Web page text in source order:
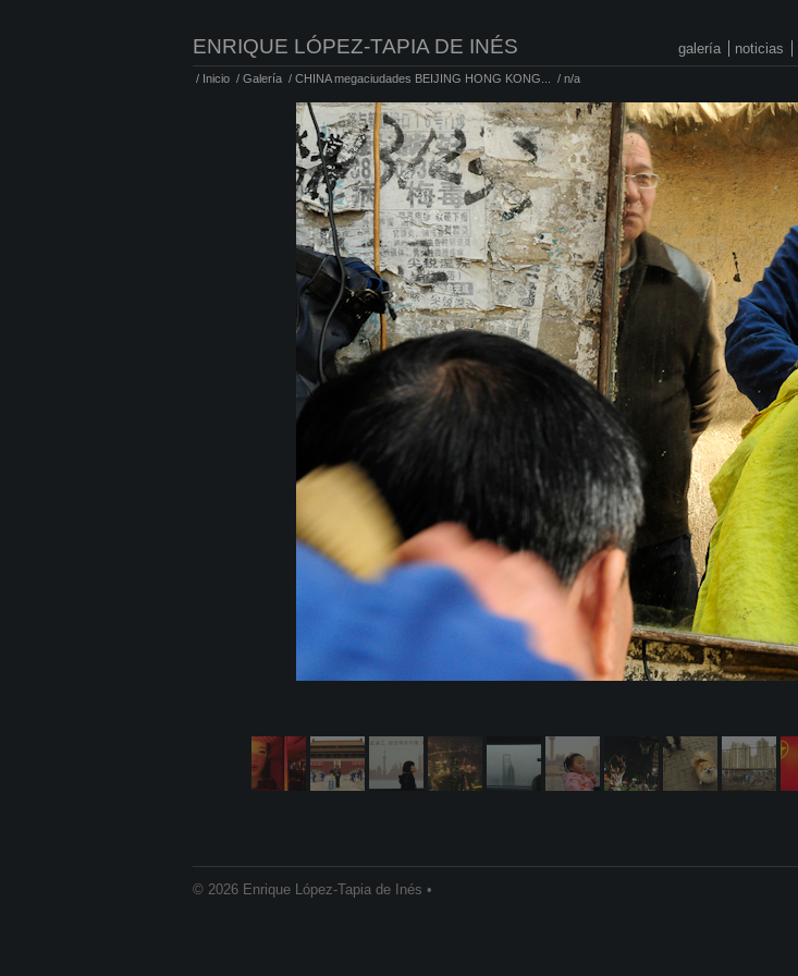
ENRIQUE LÓPEZ-TAPIA DE INÉS galería noticias
/ Inicio / Galería / CHINA megaciudades BEIJING HONG KONG... / n/a
© 2026 Enrique López-Tapia de Inés •